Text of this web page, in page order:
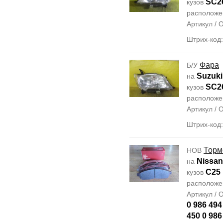
кузов
Артикул /
Штрих-
Б/У Фара
на
кузов
Артикул /
Штрих-
НОВ
на
кузов C25
Артикул /
0 986
450 0